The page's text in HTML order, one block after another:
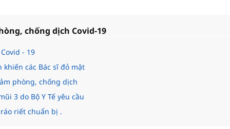
chống dịch Covid-19
- 19
các Bác sĩ đỏ mặt
phòng, chống dịch
3 do Bộ Y Tế yêu cầu
riết chuẩn bị .